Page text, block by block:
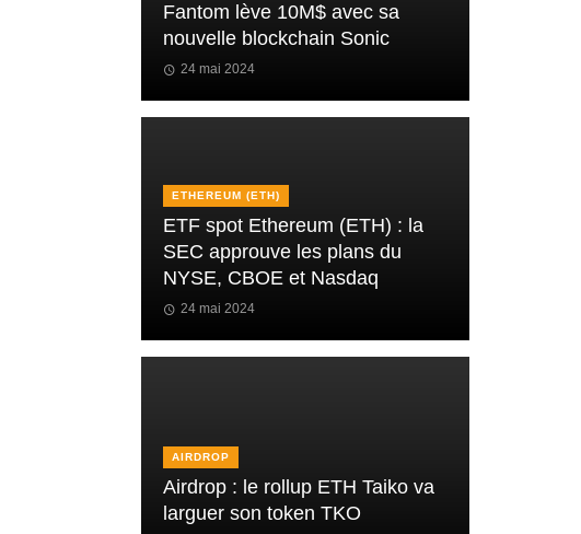
Fantom lève 10M$ avec sa
nouvelle blockchain Sonic
24 mai 2024
ETHEREUM (ETH)
ETF spot Ethereum (ETH) : la
SEC approuve les plans du
NYSE, CBOE et Nasdaq
24 mai 2024
AIRDROP
Airdrop : le rollup ETH Taiko va
larguer son token TKO